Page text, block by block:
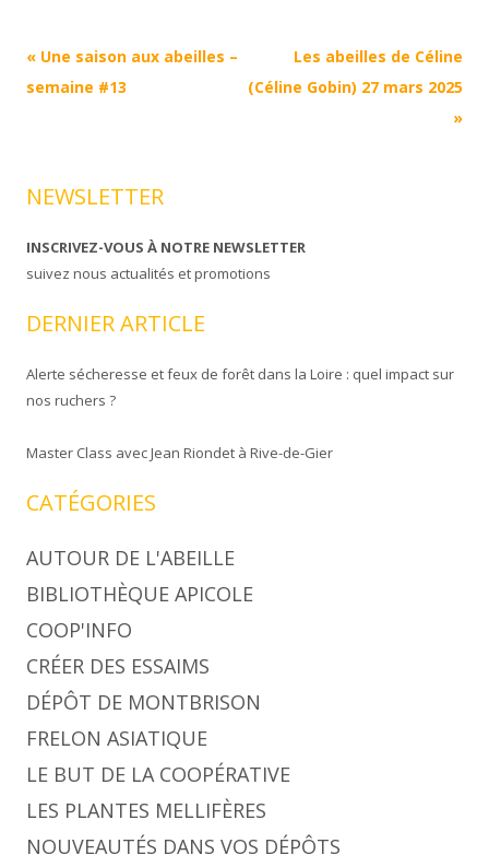
Navigation
Article
« Une saison aux abeilles –
semaine #13
Les abeilles de Céline
(Céline Gobin) 27 mars 2025
»
NEWSLETTER
INSCRIVEZ-VOUS À NOTRE NEWSLETTER
suivez nous actualités et promotions
DERNIER ARTICLE
Alerte sécheresse et feux de forêt dans la Loire : quel impact sur
nos ruchers ?
Master Class avec Jean Riondet à Rive-de-Gier
CATÉGORIES
AUTOUR DE L'ABEILLE
BIBLIOTHÈQUE APICOLE
COOP'INFO
CRÉER DES ESSAIMS
DÉPÔT DE MONTBRISON
FRELON ASIATIQUE
LE BUT DE LA COOPÉRATIVE
LES PLANTES MELLIFÈRES
NOUVEAUTÉS DANS VOS DÉPÔTS